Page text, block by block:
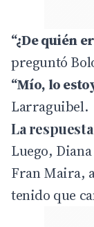
“¿De quién
preguntó
“Mío, lo
Larraguibel.
La
Luego,
Fran Maira,
tenido que